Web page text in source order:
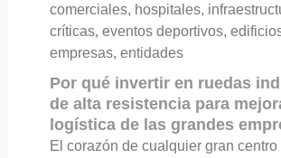
comerciales, hospitales,
críticas, eventos deportivos,
empresas, entidades
Por qué invertir en ruedas
de alta resistencia para
logística de las grandes
El corazón de cualquier gran centro